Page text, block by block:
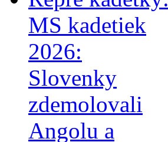
MS kadetiek
2026:
Slovenky
zdemolovali
Angolu a